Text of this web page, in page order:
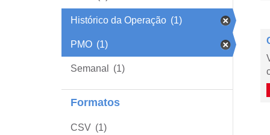
Histórico da Operação (1)
PMO (1)
Semanal (1)
Formatos
CSV (1)